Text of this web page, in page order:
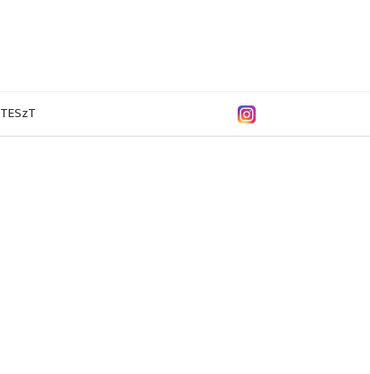
TESzT